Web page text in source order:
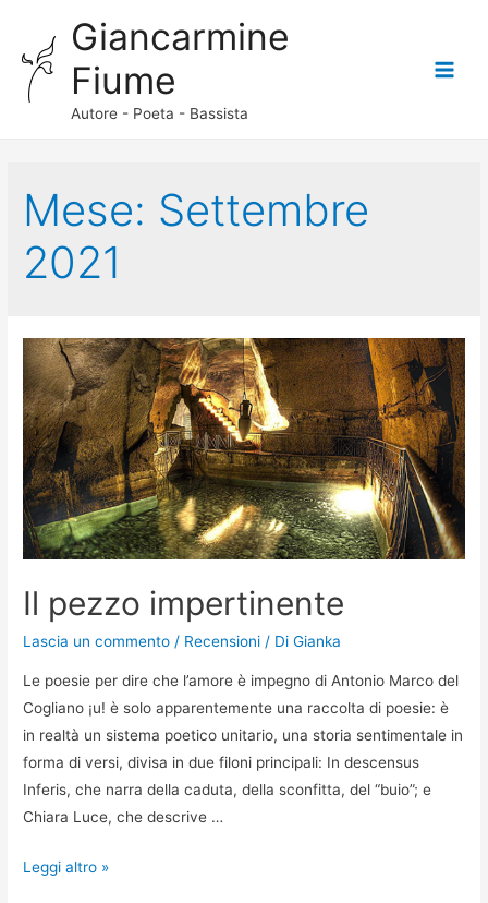
Giancarmine
Fiume
Autore - Poeta - Bassista
Main
Mese: Settembre
2021
Il pezzo impertinente
Lascia un commento / Recensioni / DiGianka
Le poesie per dire che l’amore è impegno di Antonio Marco del
Cogliano ¡u! è solo apparentemente una raccolta di poesie: è
in realtà un sistema poetico unitario, una storia sentimentale in
forma di versi, divisa in due filoni principali: In descensus
Inferis, che narra della caduta, della sconfitta, del “buio”; e
Chiara Luce, che descrive …
IlLeggi altro »